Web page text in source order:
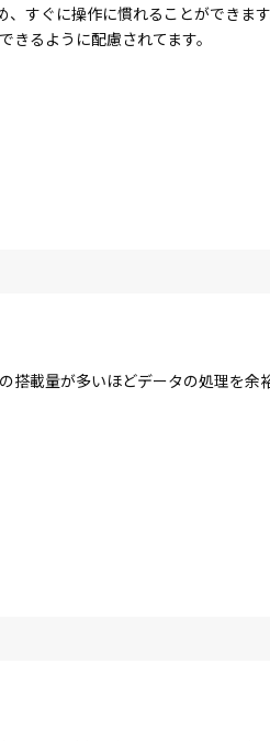
すぐに操作に慣れることができま
るように配慮されてます。
搭載量が多いほどデータの処理を